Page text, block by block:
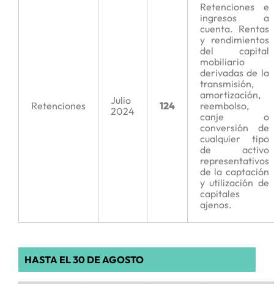
Retenciones
Julio
2024
124
Retenciones e
ingresos a
cuenta. Rentas
y rendimientos
del capital
mobiliario
derivadas de la
transmisión,
amortización,
reembolso,
canje o
conversión de
cualquier tipo
de activo
representativos
de la captación
y utilización de
capitales
ajenos.
HASTA EL 30 DE AGOSTO